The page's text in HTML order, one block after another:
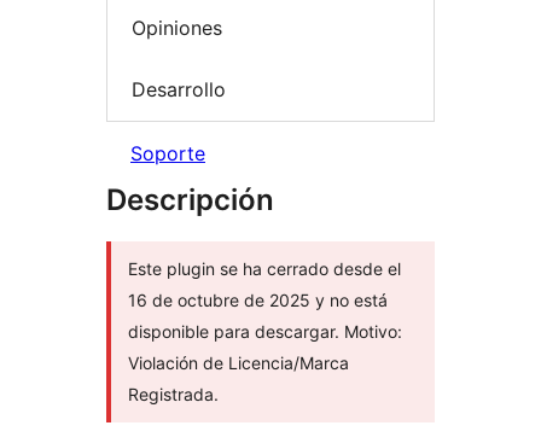
Opiniones
Desarrollo
Soporte
Descripción
Este plugin se ha cerrado desde el
16 de octubre de 2025 y no está
disponible para descargar. Motivo:
Violación de Licencia/Marca
Registrada.